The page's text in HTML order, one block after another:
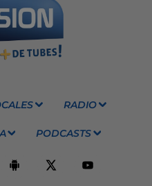
RADIO
PODCASTS